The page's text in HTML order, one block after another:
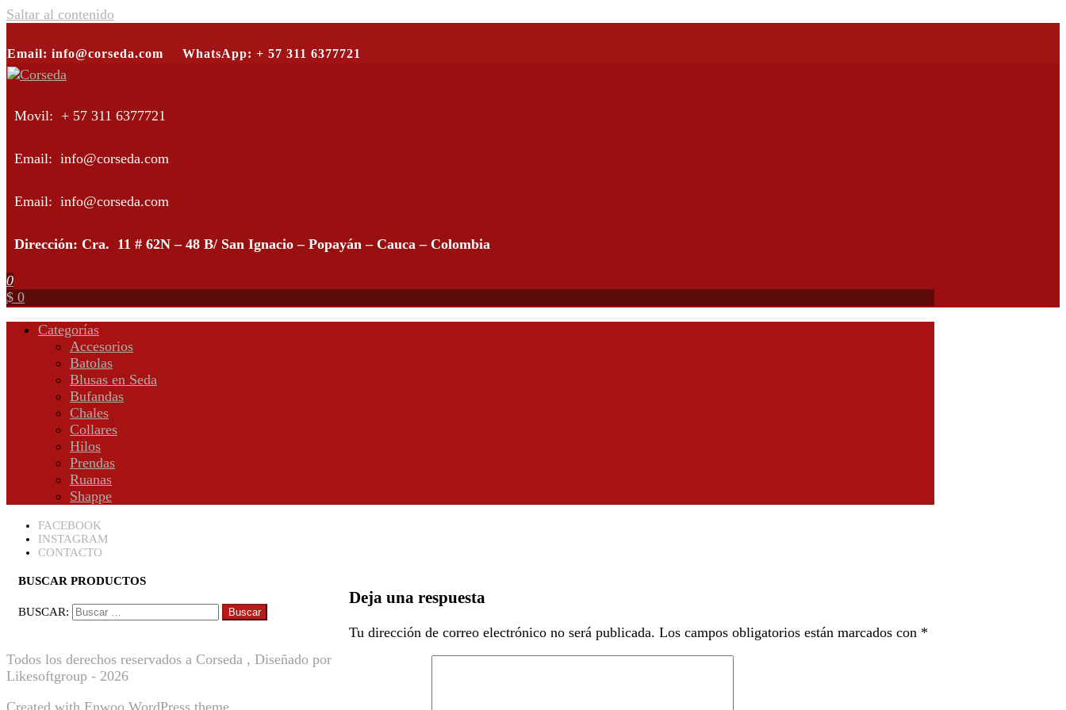
Saltar al contenido
Email: info@corseda.com WhatsApp: + 57 311 6377721
Movil: + 57 311 6377721
Email: info@corseda.com
Email: info@corseda.com
Dirección: Cra. 11 # 62N – 48 B/ San Ignacio – Popayán – Cauca – Colombia
0
$ 0
Categorías
Accesorios
Batolas
Blusas en Seda
Bufandas
Chales
Collares
Hilos
Prendas
Ruanas
Shappe
FACEBOOK
INSTAGRAM
CONTACTO
Deja una respuesta
Tu dirección de correo electrónico no será publicada. Los campos obligatorios están marcados con *
BUSCAR PRODUCTOS
BUSCAR:
Todos los derechos reservados a Corseda , Diseñado por
Likesoftgroup - 2026
Created with Enwoo WordPress theme